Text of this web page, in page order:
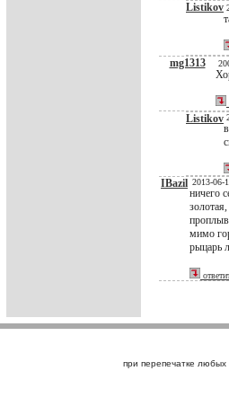
Listikov
mg1313
Listikov
IBazil 2013-06-
ничего
золотая,
мимо
рыцарь
при перепечатке